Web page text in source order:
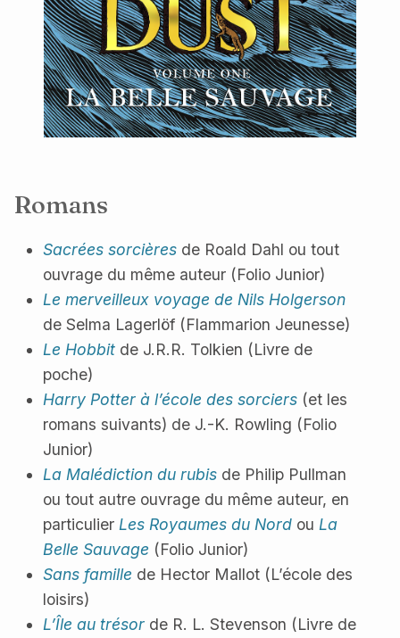
Romans
Sacrées sorcières de Roald Dahl ou tout
ouvrage du même auteur (Folio Junior)
Le merveilleux voyage de Nils Holgerson
de Selma Lagerlöf (Flammarion Jeunesse)
Le Hobbit de J.R.R. Tolkien (Livre de
poche)
Harry Potter à l’école des sorciers (et les
romans suivants) de J.-K. Rowling (Folio
Junior)
La Malédiction du rubis de Philip Pullman
ou tout autre ouvrage du même auteur, en
particulier Les Royaumes du Nord ou La
Belle Sauvage (Folio Junior)
Sans famille de Hector Mallot (L’école des
loisirs)
L’Île au trésor de R. L. Stevenson (Livre de